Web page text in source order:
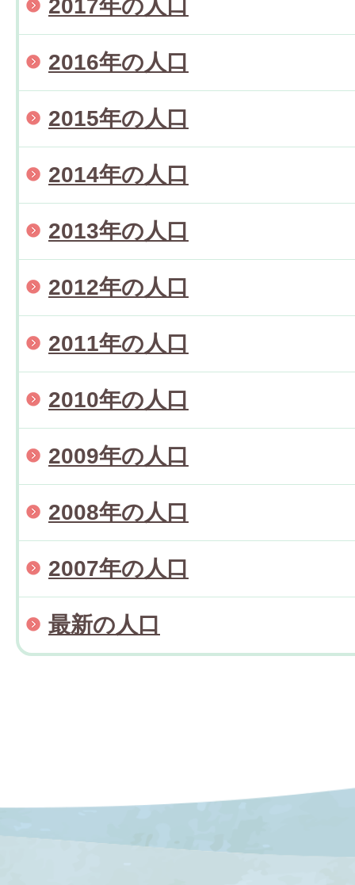
2017年の人口
2016年の人口
2015年の人口
2014年の人口
2013年の人口
2012年の人口
2011年の人口
2010年の人口
2009年の人口
2008年の人口
2007年の人口
最新の人口